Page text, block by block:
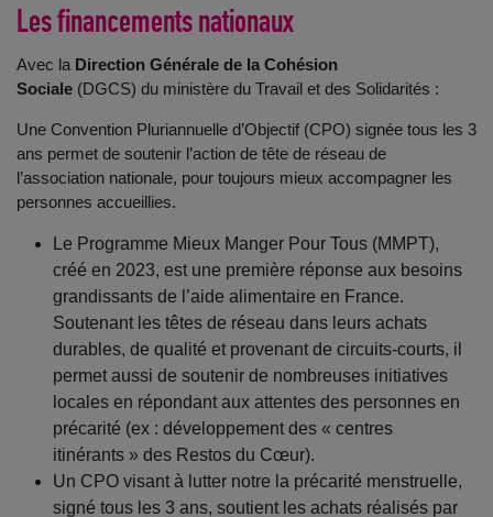
Les financements nationaux
Avec la Direction Générale de la Cohésion
Sociale(DGCS) du ministère du Travail et des Solidarités :
Une Convention Pluriannuelled’Objectif (CPO) signéetous les 3
ans permet de soutenir l’action de tête de réseau de
l’association nationale, pour toujours mieux accompagner les
personnes accueillies.
Le Programme Mieux Manger Pour Tous (MMPT),
créé en 2023, est une première réponse aux besoins
grandissants de l’aide alimentaire en France.
Soutenant les têtes de réseau dans leurs achats
durables, de qualité et provenant de circuits-courts, il
permet aussi de soutenir de nombreuses initiatives
locales en répondant aux attentes des personnes en
précarité (ex : développement des « centres
itinérants » des Restos du Cœur).
Un CPO visant à lutter notre la précarité menstruelle,
signé tous les 3 ans, soutient les achats réalisés par